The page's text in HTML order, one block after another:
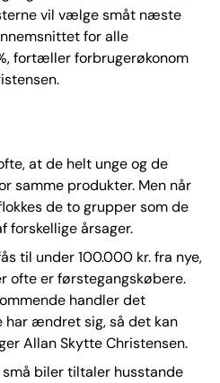
vil vælge småt næste
for alle
fortæller forbrugerøkonom
at de helt unge og de
samme produkter. Men når
de to grupper som de
forskellige årsager.
til under 100.000 kr. fra nye,
ofte er førstegangskøbere.
handler det
har ændret sig, så det kan
Allan Skytte Christensen.
biler tiltaler husstande